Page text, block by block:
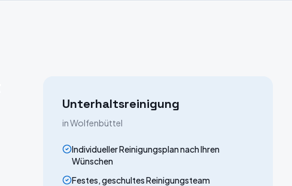
Unterhaltsreinigung
inWolfenbüttel
Individueller Reinigungsplan nach Ihren
Wünschen
Festes, geschultes Reinigungsteam